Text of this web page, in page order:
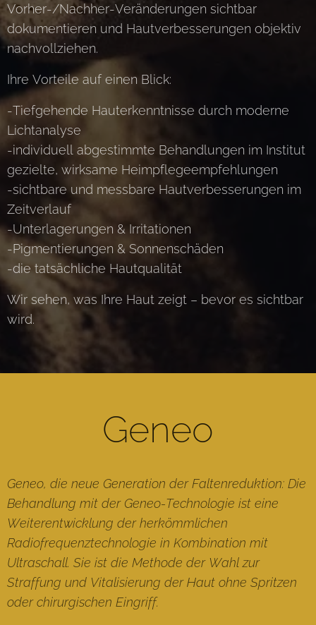
Vorher-/Nachher-Veränderungen sichtbar
dokumentieren und Hautverbesserungen objektiv
nachvollziehen.
Ihre Vorteile auf einen Blick:
-Tiefgehende Hauterkenntnisse durch moderne
Lichtanalyse
-individuell abgestimmte Behandlungen im Institut
gezielte, wirksame Heimpflegeempfehlungen
-sichtbare und messbare Hautverbesserungen im
Zeitverlauf
-Unterlagerungen & Irritationen
-Pigmentierungen & Sonnenschäden
-die tatsächliche Hautqualität
Wir sehen, was Ihre Haut zeigt – bevor es sichtbar
wird.
Geneo
Geneo, die neue Generation der Faltenreduktion: Die
Behandlung mit der Geneo-Technologie ist eine
Weiterentwicklung der herkömmlichen
Radiofrequenztechnologie in Kombination mit
Ultraschall. Sie ist die Methode der Wahl zur
Straffung und Vitalisierung der Haut ohne Spritzen
oder chirurgischen Eingriff.